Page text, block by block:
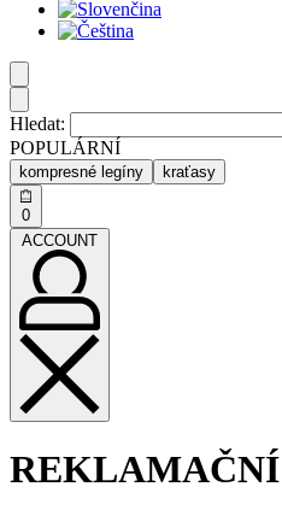
Hledat:
POPULÁRNÍ
kompresné legíny kraťasy
0
ACCOUNT